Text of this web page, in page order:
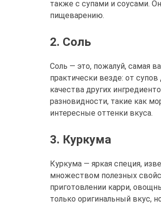
также с супами и соусами.
пищеварению.
2. Соль
Соль — это, пожалуй, самая
практически везде: от
качества других
разновидности, такие как
интересные оттенки вкуса.
3. Куркума
Куркума — яркая специя,
множеством полезных
приготовлении карри,
только оригинальный вкус,